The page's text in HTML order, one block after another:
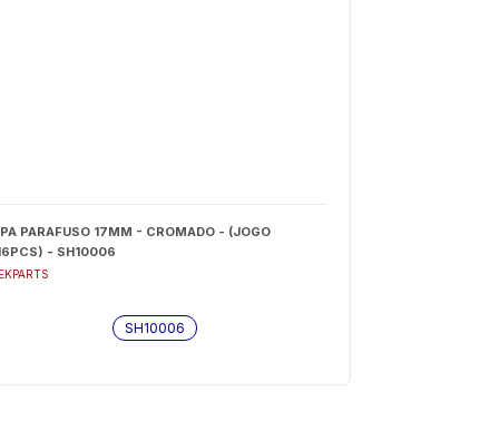
PARAFUSO 17MM - CROMADO - (JOGO
- SH10006
SH10006